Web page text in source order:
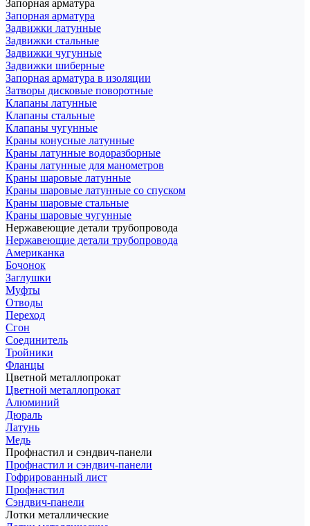
Запорная арматура
Запорная арматура
Задвижки латунные
Задвижки стальные
Задвижки чугунные
Задвижки шиберные
Запорная арматура в изоляции
Затворы дисковые поворотные
Клапаны латунные
Клапаны стальные
Клапаны чугунные
Краны конусные латунные
Краны латунные водоразборные
Краны латунные для манометров
Краны шаровые латунные
Краны шаровые латунные со спуском
Краны шаровые стальные
Краны шаровые чугунные
Нержавеющие детали трубопровода
Нержавеющие детали трубопровода
Американка
Бочонок
Заглушки
Муфты
Отводы
Переход
Сгон
Соединитель
Тройники
Фланцы
Цветной металлопрокат
Цветной металлопрокат
Алюминий
Дюраль
Латунь
Медь
Профнастил и сэндвич-панели
Профнастил и сэндвич-панели
Гофрированный лист
Профнастил
Сэндвич-панели
Лотки металлические